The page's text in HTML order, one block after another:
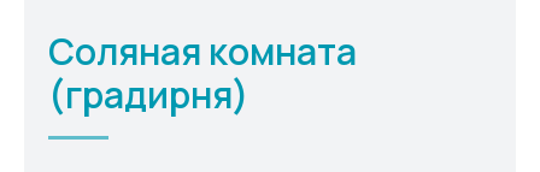
Соляная комната
(градирня)